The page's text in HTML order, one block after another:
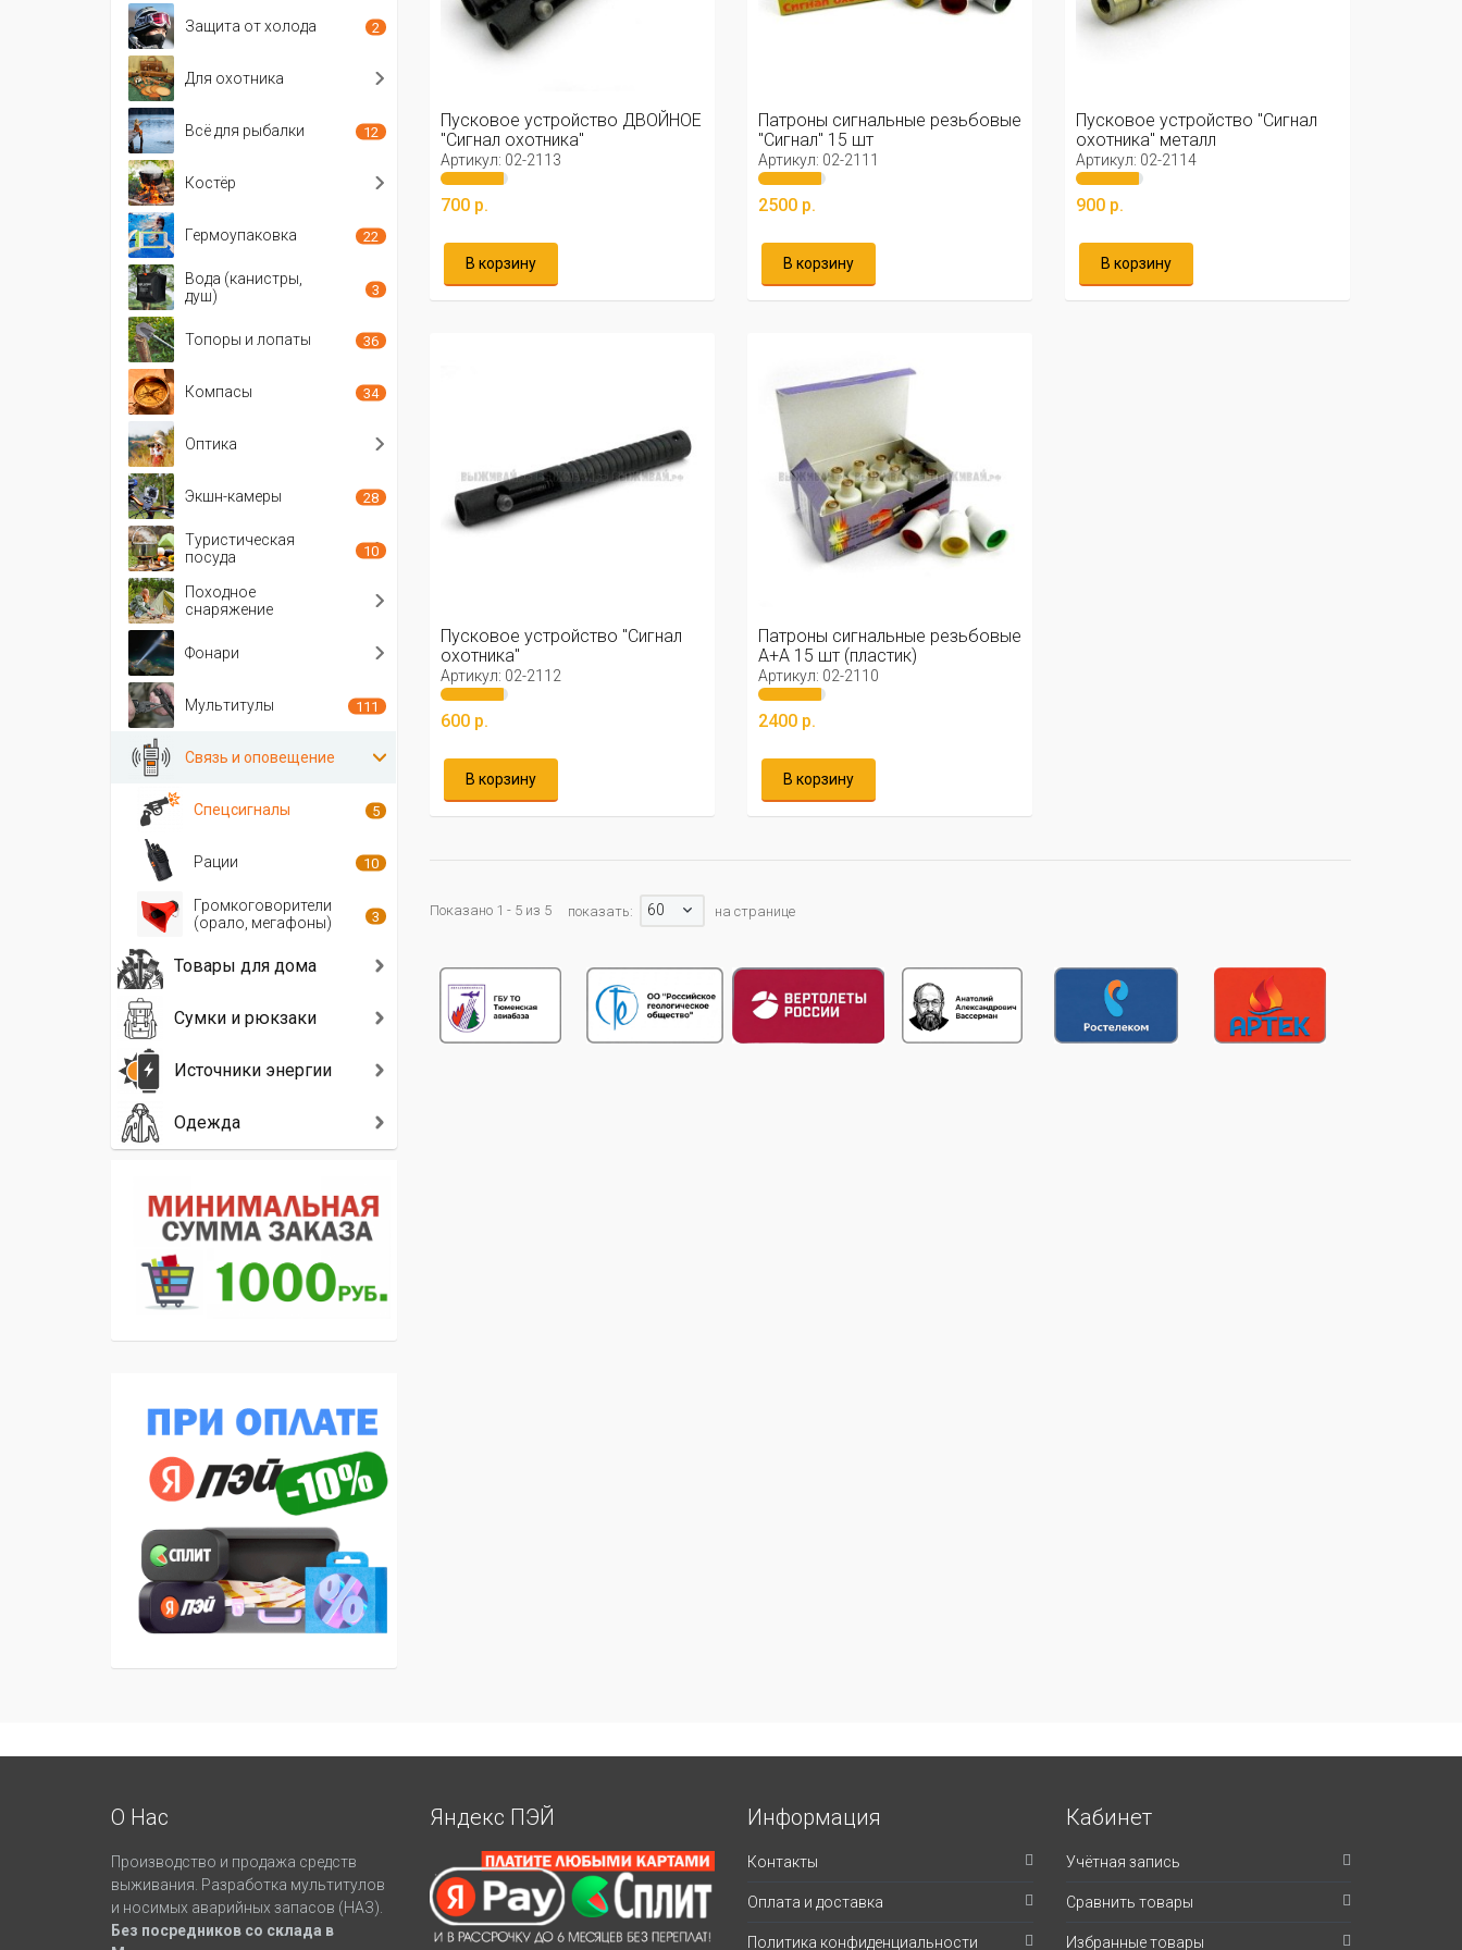
Пусковое устройство ДВОЙНОЕ
"Сигнал охотника"
Артикул: 02-2113
700 р.
В корзину
Патроны сигнальные резьбовые
"Сигнал" 15 шт
Артикул: 02-2111
2500 р.
В корзину
Пусковое устройство "Сигнал
охотника" металл
Артикул: 02-2114
900 р.
В корзину
Пусковое устройство "Сигнал
охотника"
Артикул: 02-2112
600 р.
В корзину
Патроны сигнальные резьбовые
A+A 15 шт (пластик)
Артикул: 02-2110
2400 р.
В корзину
Показано 1 - 5 из 5 показать: 60 на странице
Защита от холода 2
Для охотника
Всё для рыбалки 12
Костёр
Гермоупаковка 22
Вода (канистры,
душ)
3
Топоры и лопаты 36
Компасы 34
Оптика
Экшн-камеры 28
Туристическая
посуда
10
Походное
снаряжение
Фонари
Мультитулы 111
Связь и оповещение
Спецсигналы 5
Рации 10
Громкоговорители
(орало, мегафоны)
3
Товары для дома
Сумки и рюкзаки
Источники энергии
Одежда
О Нас
Производство и продажа средств
выживания. Разработка мультитулов
и носимых аварийных запасов (НАЗ).
Без посредников со склада в
Яндекс ПЭЙ Информация
Контакты
Оплата и доставка
Политика конфиденциальности
Кабинет
Учётная запись
Сравнить товары
Избранные товары